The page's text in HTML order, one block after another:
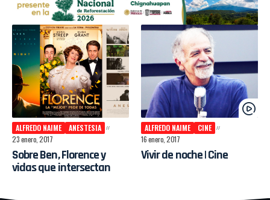
ALFREDO NAIME
ANESTESIA
23 enero, 2017
Sobre Ben, Florence y
vidas que intersectan
ALFREDO NAIME
CINE
16 enero, 2017
Vivir de noche | Cine